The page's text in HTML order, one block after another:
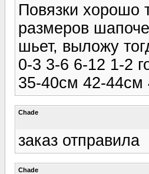
Повязки хорошо
размеров
шьет, выложу
0-3 3-6 6-12 1-2
35-40см 42-
Chade
заказ отправила
Chade